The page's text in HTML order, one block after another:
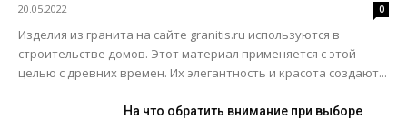
20.05.2022 0
Изделия из гранита на сайте granitis.ru используются в
строительстве домов. Этот материал применяется с этой
целью с древних времен. Их элегантность и красота создают...
На что обратить внимание при выборе